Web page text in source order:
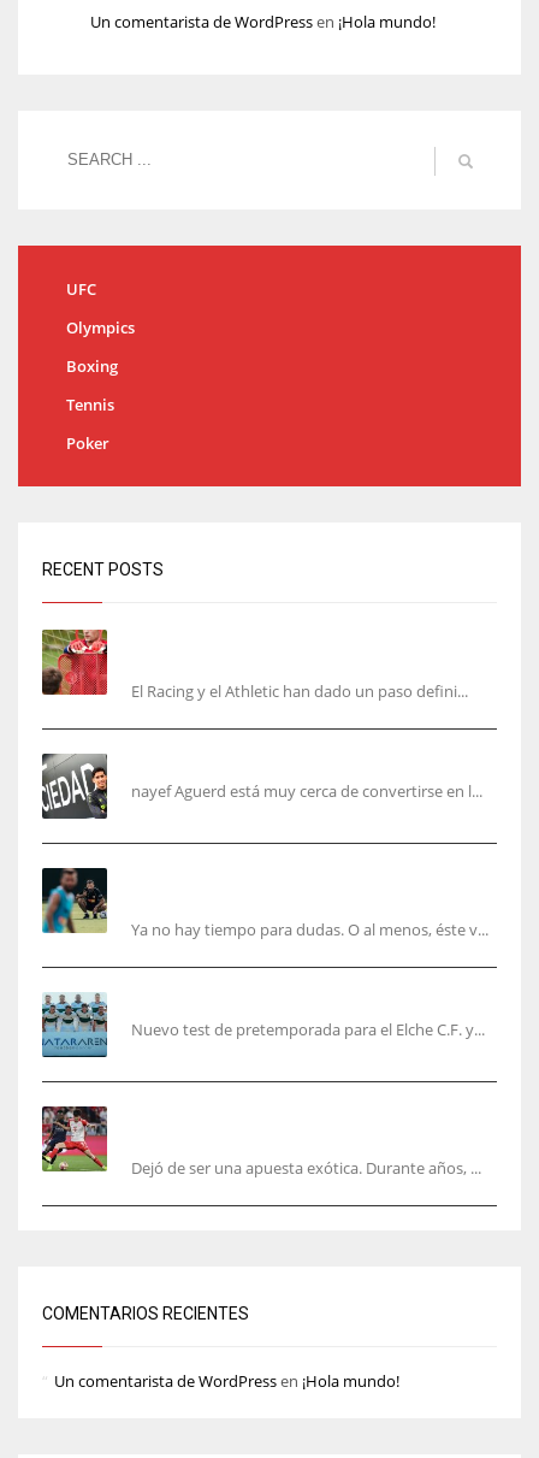
Un comentarista de WordPressen ¡Hola mundo!
UFC
Olympics
Boxing
Tennis
Poker
RECENT POSTS
El Racing y el Athletic han dado un paso defini...
nayef Aguerd está muy cerca de convertirse en l...
Ya no hay tiempo para dudas. O al menos, éste v...
Nuevo test de pretemporada para el Elche C.F. y...
Dejó de ser una apuesta exótica. Durante años, ...
COMENTARIOS RECIENTES
Un comentarista de WordPressen ¡Hola mundo!